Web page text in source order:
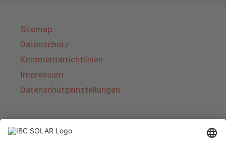
Sitemap
Datenschutz
Kommentarrichtlinien
Impressum
Datenschutzeinstellungen
Über IBC SOLAR